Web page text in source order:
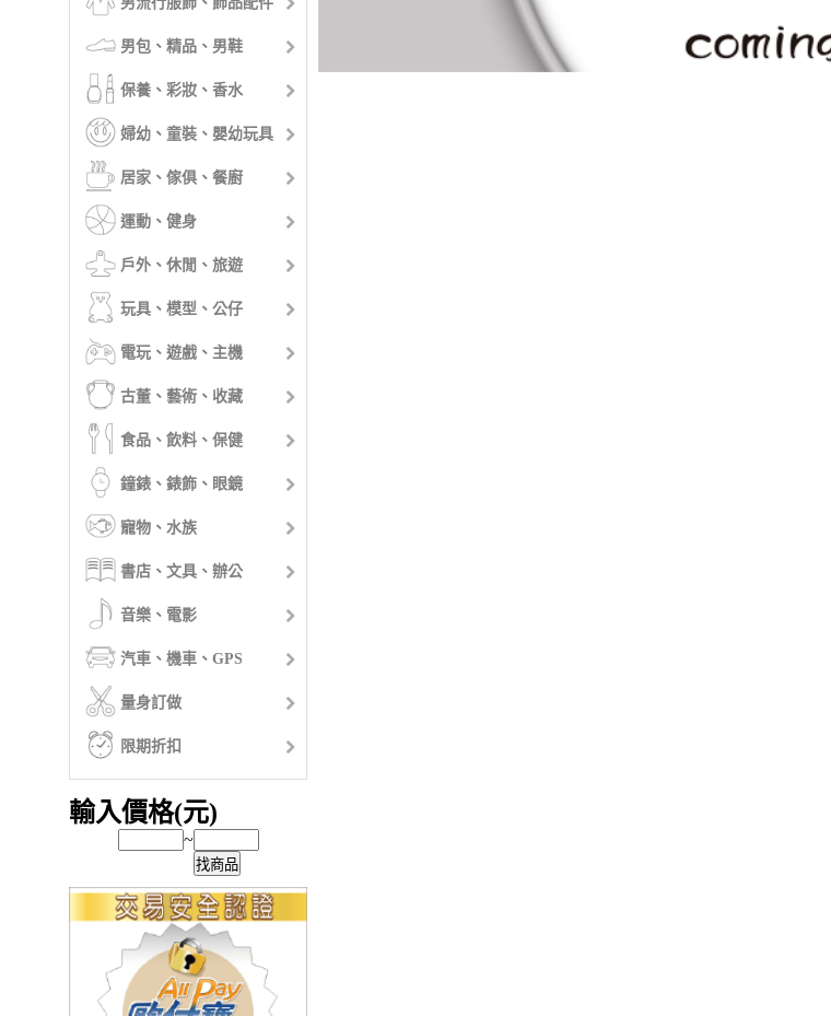
男包、精品、男鞋
保養、彩妝、香水
婦幼、童裝、嬰幼玩具
居家、傢俱、餐廚
運動、健身
戶外、休閒、旅遊
玩具、模型、公仔
電玩、遊戲、主機
古董、藝術、收藏
食品、飲料、保健
鐘錶、錶飾、眼鏡
寵物、水族
書店、文具、辦公
音樂、電影
汽車、機車、GPS
量身訂做
限期折扣
輸入價格(元)
~
找商品